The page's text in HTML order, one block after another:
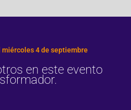
miércoles 4 de septiembre
en este evento